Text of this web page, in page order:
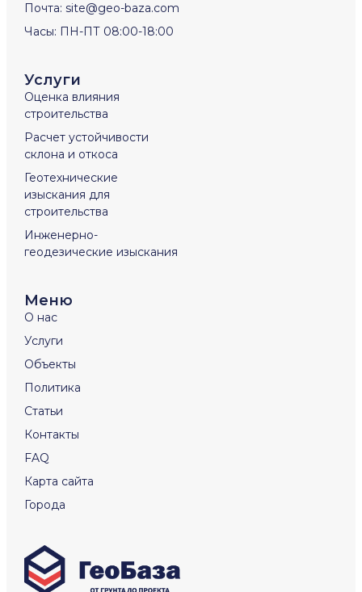
Услуги
Оценка влияния
строительства
Расчет устойчивости
склона и откоса
Геотехнические
изыскания для
строительства
Инженерно-
геодезические изыскания
Меню
О нас
Услуги
Объекты
Политика
Статьи
Контакты
FAQ
Карта сайта
Города
Почта: site@geo-baza.com
Часы: ПН-ПТ 08:00-18:00